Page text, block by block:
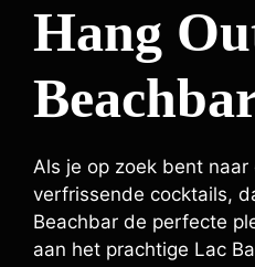
Hang
Als je op zoek bent
verfrissende cocktails,
Beachbar de perfecte
aan het prachtige Lac